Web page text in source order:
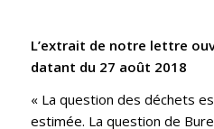
L’extrait de notre lettre
datant du 27 août 2018
« La question des déchets
estimée. La question de